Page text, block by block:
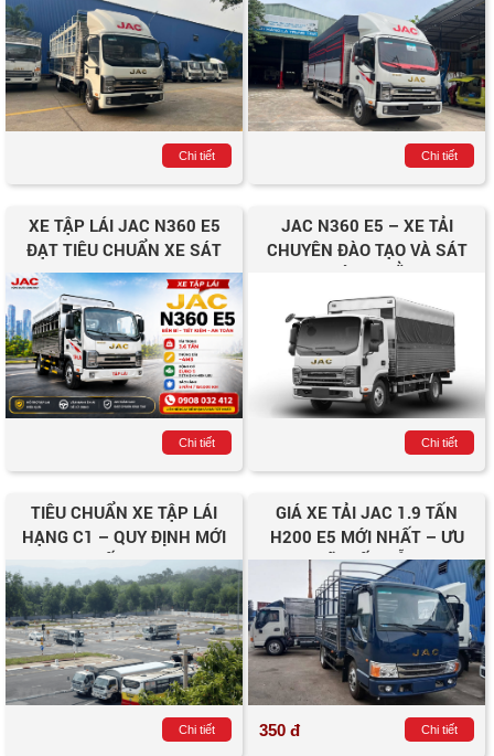
Chi tiết Chi tiết
XE TẬP LÁI JAC N360 E5
ĐẠT TIÊU CHUẨN XE SÁT
HẠCH HẠNG C1
Chi tiết
JAC N360 E5 – XE TẢI
CHUYÊN ĐÀO TẠO VÀ SÁT
Chi tiết
TIÊU CHUẨN XE TẬP LÁI
HẠNG C1 – QUY ĐỊNH MỚI
NHẤT 2025
Chi tiết
GIÁ XE TẢI JAC 1.9 TẤN
H200 E5 MỚI NHẤT – ƯU
ĐÃI HẤP DẪN
350 đ Chi tiết